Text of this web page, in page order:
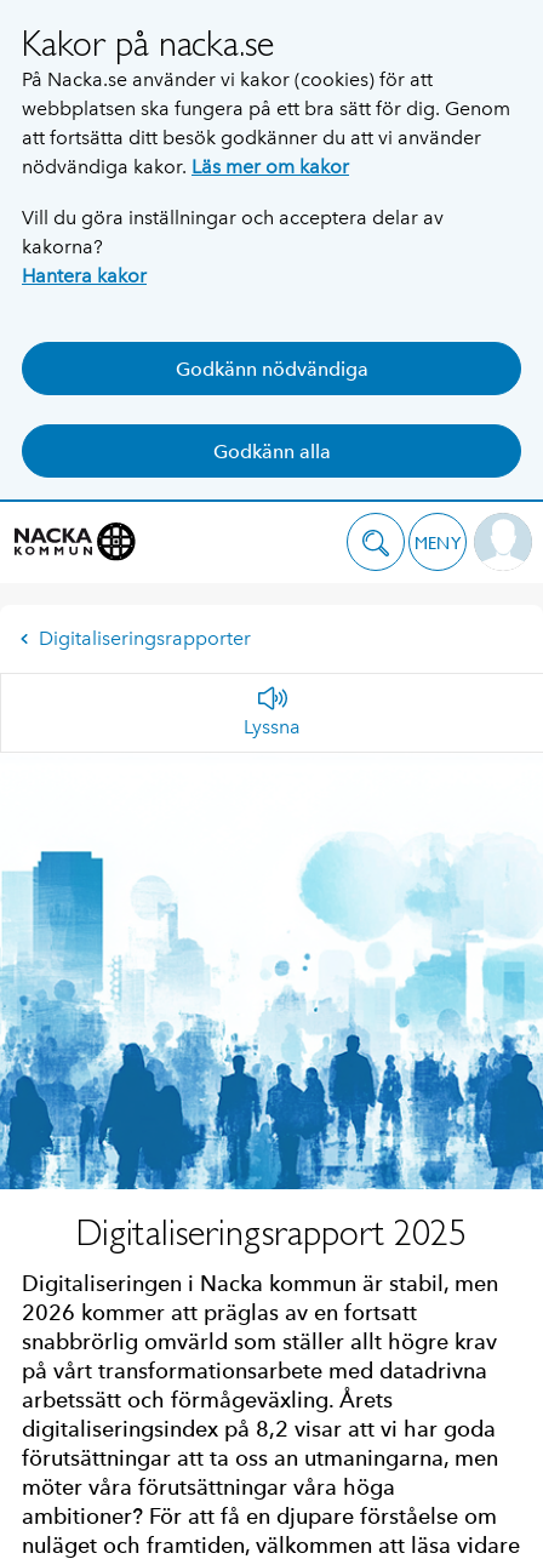
Kakor på nacka.se
På Nacka.se använder vi kakor (cookies) för att
webbplatsen ska fungera på ett bra sätt för dig. Genom
att fortsätta ditt besök godkänner du att vi använder
nödvändiga kakor. Läs mer om kakor
Vill du göra inställningar och acceptera delar av
kakorna?
Hantera kakor
Godkänn nödvändiga
Godkänn alla
MENY
Digitaliseringsrapporter
Lyssna
Digitaliseringsrapport 2025
Digitaliseringen i Nacka kommun är stabil, men
2026 kommer att präglas av en fortsatt
snabbrörlig omvärld som ställer allt högre krav
på vårt transformationsarbete med datadrivna
arbetssätt och förmågeväxling. Årets
digitaliseringsindex på 8,2 visar att vi har goda
förutsättningar att ta oss an utmaningarna, men
möter våra förutsättningar våra höga
ambitioner? För att få en djupare förståelse om
nuläget och framtiden, välkommen att läsa vidare